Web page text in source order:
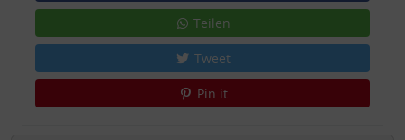
Teilen
Tweet
Pin it